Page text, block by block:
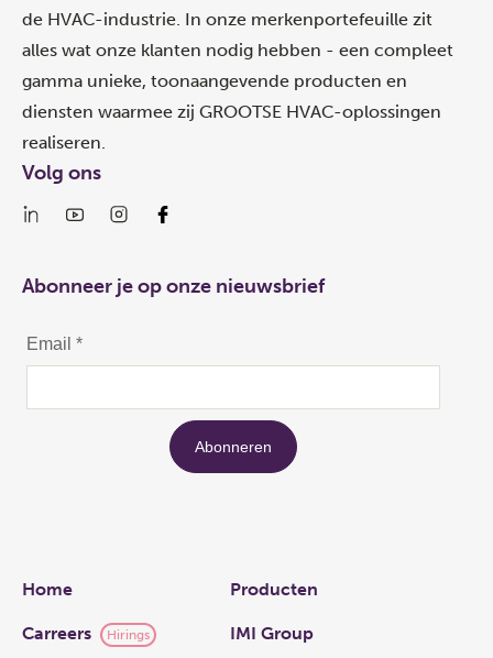
de HVAC-industrie. In onze merkenportefeuille zit
alles wat onze klanten nodig hebben - een compleet
gamma unieke, toonaangevende producten en
diensten waarmee zij GROOTSE HVAC-oplossingen
realiseren.
Links
Home Producten
Carreers Hirings IMI Group
Volg ons
Abonneer je op onze nieuwsbrief